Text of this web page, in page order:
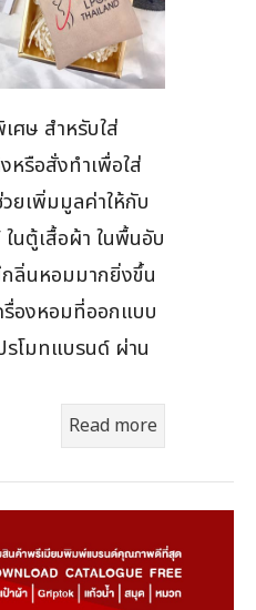
ศษ สำหรับใส่
หรือสั่งทำเพื่อใส่
ยเพิ่มมูลค่าให้กับ
นตู้เสื้อผ้า ในพื้นอับ
ลิ่นหอมมากยิ่งขึ้น
รื่องหอมที่ออกแบบ
รโมทแบรนด์ ผ่าน
Read more